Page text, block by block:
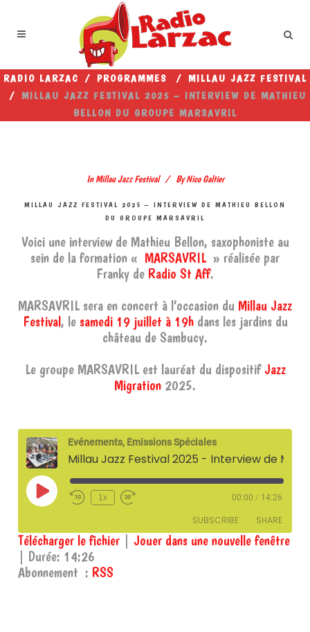
RADIO LARZAC / PROGRAMMES / MILLAU JAZZ FESTIVAL
/ MILLAU JAZZ FESTIVAL 2025 – INTERVIEW DE MATHIEU
BELLON DU GROUPE MARSAVRIL
In Millau Jazz Festival By Nico Galtier
MILLAU JAZZ FESTIVAL 2025 – INTERVIEW DE MATHIEU BELLON
DU GROUPE MARSAVRIL
Voici une interview de Mathieu Bellon, saxophoniste au
sein de la formation « MARSAVRIL» réalisée par
Franky de Radio St Aff.
MARSAVRIL sera en concert à l’occasion du Millau Jazz
Festival, le samedi 19 juillet à 19hdans les jardins du
château de Sambucy.
Le groupe MARSAVRIL est lauréat du dispositif Jazz
Migration 2025.
Evénements, Émissions Spéciales
Play
Episode
1x 00:00 / 14:26
SUBSCRIBE SHARE
RSS
SHARE
Télécharger le fichier
Jouer dans une nouvelle fenêtre
Durée: 14:26
Abonnement : RSS